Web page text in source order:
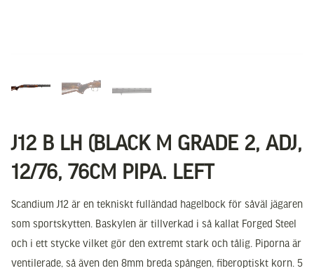
J12 B LH (BLACK M GRADE 2, ADJ,
12/76, 76CM PIPA. LEFT
Scandium J12 är en tekniskt fulländad hagelbock för såväl jägaren
som sportskytten. Baskylen är tillverkad i så kallat Forged Steel
och i ett stycke vilket gör den extremt stark och tålig. Piporna är
ventilerade, så även den 8mm breda spången, fiberoptiskt korn. 5